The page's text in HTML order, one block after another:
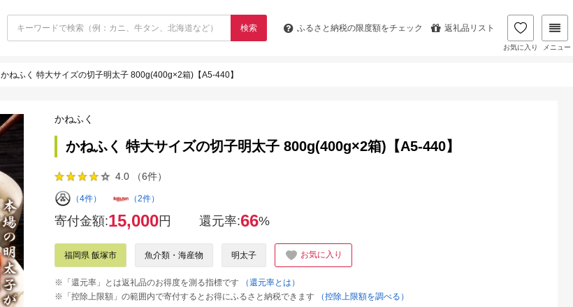
検索 ふるさと納税の限度額をチェック 返礼品リスト
お気に入り メニュー
かねふく 特大サイズの切子明太子 800g(400g×2箱)【A5-440】
かねふく
かねふく 特大サイズの切子明太子 800g(400g×2箱)【A5-440】
4.0 （6件）
（4件） （2件）
寄付金額:15,000円 還元率:66%
福岡県 飯塚市 魚介類・海産物 明太子 お気に入り
※「還元率」とは返礼品のお得度を測る指標です
（還元率とは）
※「控除上限額」の範囲内で寄付するとお得にふるさと納税できます
（控除上限額を調べる）